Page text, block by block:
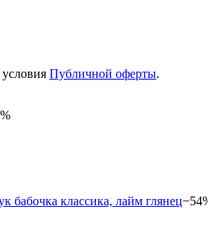
Публичной оферты.